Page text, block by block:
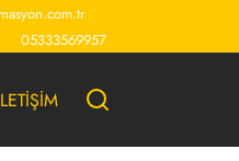
05333569957